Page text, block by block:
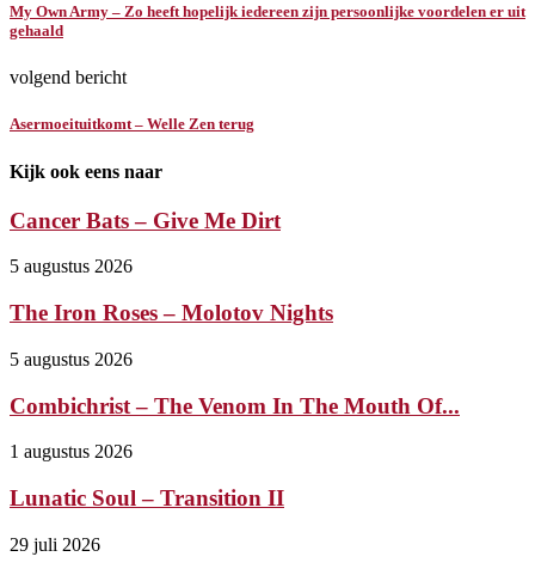
My Own Army – Zo heeft hopelijk iedereen zijn persoonlijke voordelen er uit
gehaald
volgend bericht
Asermoeituitkomt – Welle Zen terug
Kijk ook eens naar
Cancer Bats – Give Me Dirt
5 augustus 2026
The Iron Roses – Molotov Nights
5 augustus 2026
Combichrist – The Venom In The Mouth Of...
1 augustus 2026
Lunatic Soul – Transition II
29 juli 2026